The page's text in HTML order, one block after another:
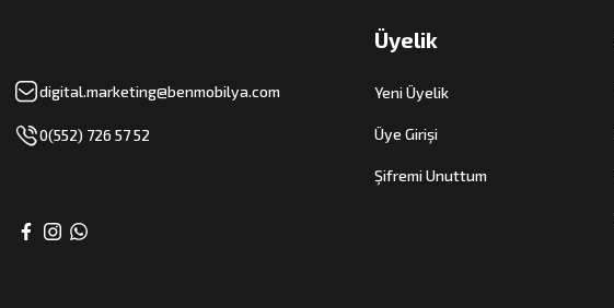
digital.marketing@benmobilya.com
0(552) 726 57 52
Üyelik
Yeni Üyelik
Üye Girişi
Şifremi Unuttum